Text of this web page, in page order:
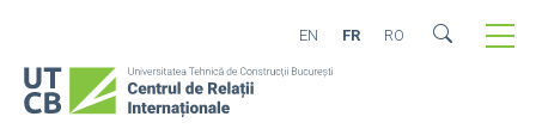
EN FR RO